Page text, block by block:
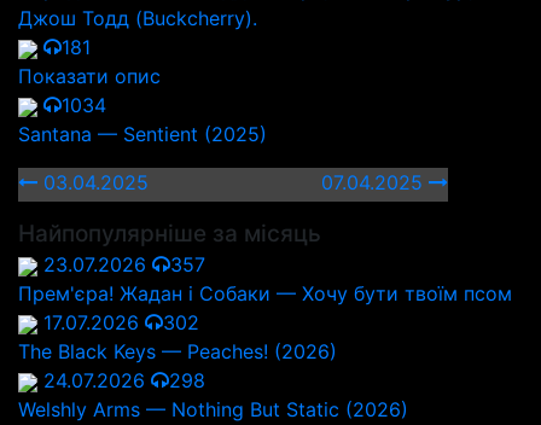
Джош Тодд (Buckcherry).
181
Показати опис
1034
Santana — Sentient (2025)
03.04.2025
07.04.2025
Найпопулярніше за місяць
23.07.2026
357
Прем'єра! Жадан і Собаки — Хочу бути твоїм псом
17.07.2026
302
The Black Keys — Peaches! (2026)
24.07.2026
298
Welshly Arms — Nothing But Static (2026)